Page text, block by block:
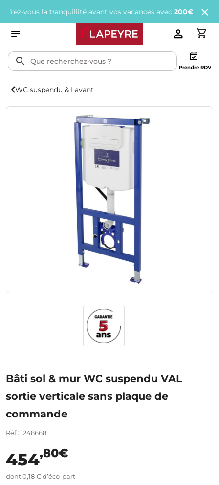
la tranquillité avant vos vacances avec200€ offerts tous
Prendre RDV
WC suspendu & Lavant
Bâti sol & mur WC suspendu VAL
sortie verticale sans plaque de
commande
Réf : 1248668
454,80€
dont 0,18 € d’éco-part